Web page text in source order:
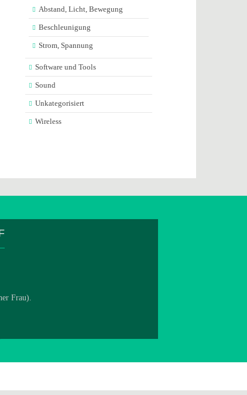
Abstand, Licht, Bewegung
Beschleunigung
Strom, Spannung
Software und Tools
Sound
Unkategorisiert
Wireless
Frau).